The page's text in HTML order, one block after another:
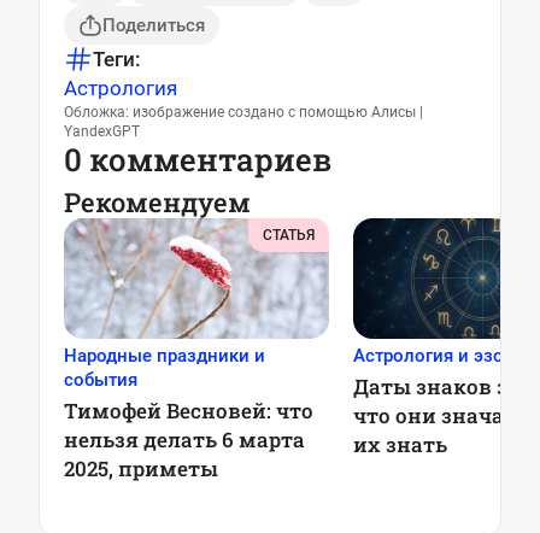
Поделиться
Теги:
Астрология
Обложка: изображение создано с помощью Алисы |
YandexGPT
0 комментариев
Рекомендуем
СТАТЬЯ
Народные праздники и
события
Тимофей Весновей: что
нельзя делать 6 марта
2025, приметы
Астрология и
Даты знаков
что они значат
их знать